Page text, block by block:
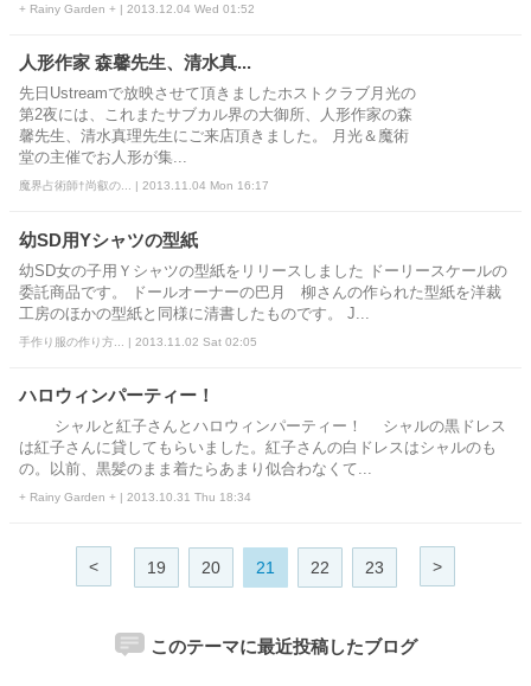
+ Rainy Garden + | 2013.12.04 Wed 01:52
人形作家 森馨先生、清水真...
先日Ustreamで放映させて頂きましたホストクラブ月光の
第2夜には、これまたサブカル界の大御所、人形作家の森
馨先生、清水真理先生にご来店頂きました。 月光＆魔術
堂の主催でお人形が集...
魔界占術師†尚叡の... | 2013.11.04 Mon 16:17
幼SD用Yシャツの型紙
幼SD女の子用Ｙシャツの型紙をリリースしました ドーリースケールの
委託商品です。 ドールオーナーの巴月 柳さんの作られた型紙を洋裁
工房のほかの型紙と同様に清書したものです。 J...
手作り服の作り方... | 2013.11.02 Sat 02:05
ハロウィンパーティー！
シャルと紅子さんとハロウィンパーティー！ シャルの黒ドレス
は紅子さんに貸してもらいました。紅子さんの白ドレスはシャルのも
の。以前、黒髪のまま着たらあまり似合わなくて...
+ Rainy Garden + | 2013.10.31 Thu 18:34
< 19 20 21 22 23 >
このテーマに最近投稿したブログ